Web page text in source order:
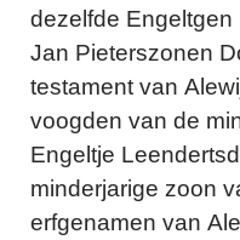
dezelfde Engeltgen
Jan Pieterszonen
testament van
voogden van de
Engeltje
minderjarige zoon
erfgenamen van